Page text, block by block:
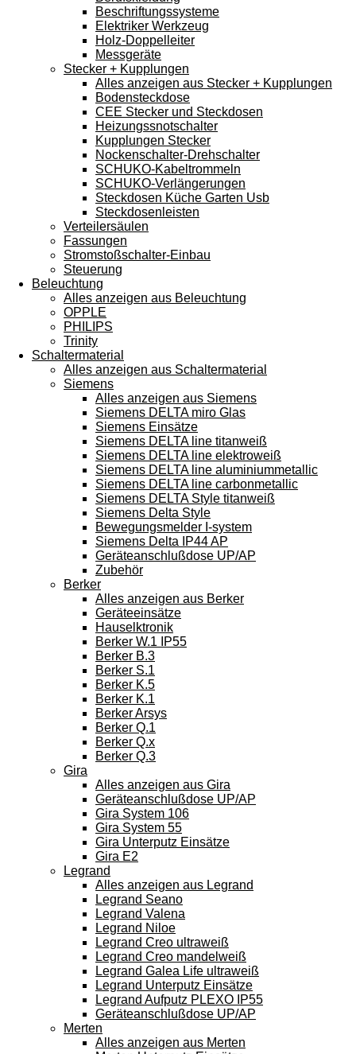
Beschriftungssysteme
Elektriker Werkzeug
Holz-Doppelleiter
Messgeräte
Stecker + Kupplungen
Alles anzeigen aus Stecker + Kupplungen
Bodensteckdose
CEE Stecker und Steckdosen
Heizungssnotschalter
Kupplungen Stecker
Nockenschalter-Drehschalter
SCHUKO-Kabeltrommeln
SCHUKO-Verlängerungen
Steckdosen Küche Garten Usb
Steckdosenleisten
Verteilersäulen
Fassungen
Stromstoßschalter-Einbau
Steuerung
Beleuchtung
Alles anzeigen aus Beleuchtung
OPPLE
PHILIPS
Trinity
Schaltermaterial
Alles anzeigen aus Schaltermaterial
Siemens
Alles anzeigen aus Siemens
Siemens DELTA miro Glas
Siemens Einsätze
Siemens DELTA line titanweiß
Siemens DELTA line elektroweiß
Siemens DELTA line aluminiummetallic
Siemens DELTA line carbonmetallic
Siemens DELTA Style titanweiß
Siemens Delta Style
Bewegungsmelder I-system
Siemens Delta IP44 AP
Geräteanschlußdose UP/AP
Zubehör
Berker
Alles anzeigen aus Berker
Geräteeinsätze
Hauselktronik
Berker W.1 IP55
Berker B.3
Berker S.1
Berker K.5
Berker K.1
Berker Arsys
Berker Q.1
Berker Q.x
Berker Q.3
Gira
Alles anzeigen aus Gira
Geräteanschlußdose UP/AP
Gira System 106
Gira System 55
Gira Unterputz Einsätze
Gira E2
Legrand
Alles anzeigen aus Legrand
Legrand Seano
Legrand Valena
Legrand Niloe
Legrand Creo ultraweiß
Legrand Creo mandelweiß
Legrand Galea Life ultraweiß
Legrand Unterputz Einsätze
Legrand Aufputz PLEXO IP55
Geräteanschlußdose UP/AP
Merten
Alles anzeigen aus Merten